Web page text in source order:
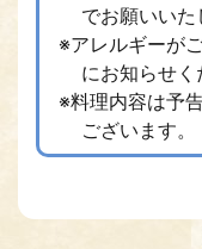
でお願いいた
※アレルギーが
にお知らせく
※料理内容は予
ございます。